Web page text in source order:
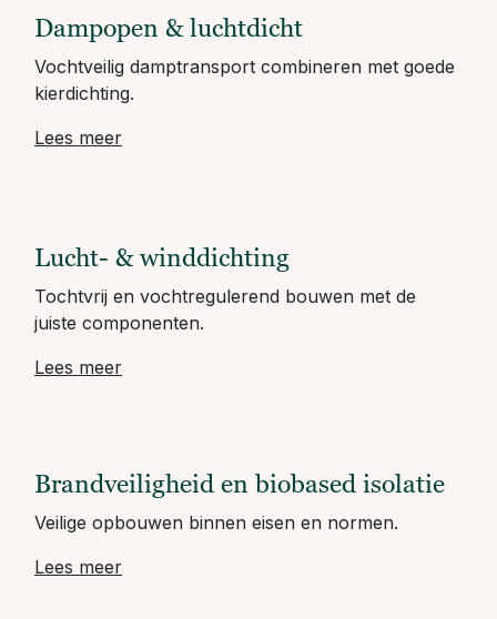
Dampopen & luchtdicht
Vochtveilig damptransport combineren met goede
kierdichting.
Lees meer
Lucht- & winddichting
Tochtvrij en vochtregulerend bouwen met de
juiste componenten.
Lees meer
Brandveiligheid en biobased isolatie
Veilige opbouwen binnen eisen en normen.
Lees meer